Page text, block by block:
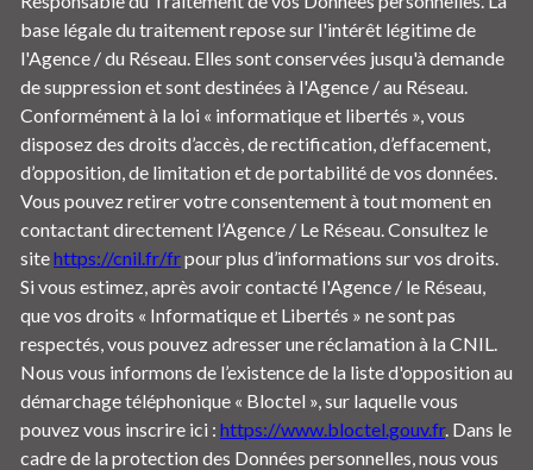
base légale du traitement repose sur l'intérêt légitime de
l'Agence / du Réseau. Elles sont conservées jusqu'à demande
de suppression et sont destinées à l'Agence / au Réseau.
Conformément à la loi « informatique et libertés », vous
disposez des droits d’accès, de rectification, d’effacement,
d’opposition, de limitation et de portabilité de vos données.
Vous pouvez retirer votre consentement à tout moment en
contactant directement l’Agence / Le Réseau. Consultez le
sitehttps://cnil.fr/frpour plus d’informations sur vos droits.
Si vous estimez, après avoir contacté l'Agence / le Réseau,
que vos droits « Informatique et Libertés » ne sont pas
respectés, vous pouvez adresser une réclamation à la CNIL.
Nous vous informons de l’existence de la liste d'opposition au
démarchage téléphonique « Bloctel », sur laquelle vous
pouvez vous inscrire ici : https://www.bloctel.gouv.fr. Dans le
cadre de la protection des Données personnelles, nous vous